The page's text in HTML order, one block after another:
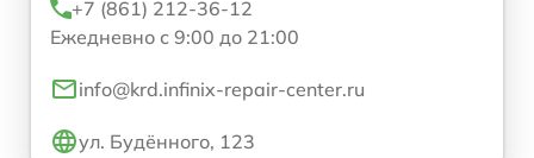
+7 (861) 212-36-12
Ежедневно с 9:00 до 21:00
info@krd.infinix-repair-center.ru
ул. Будённого, 123